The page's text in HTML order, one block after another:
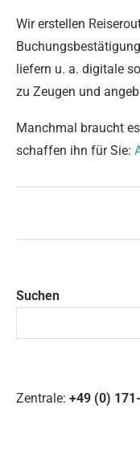
Wir erstellen
liefern u. a. digitale
zu Zeugen und
Manchmal braucht
schaffen ihn für Sie:
Suchen
Zentrale: +49 (0)